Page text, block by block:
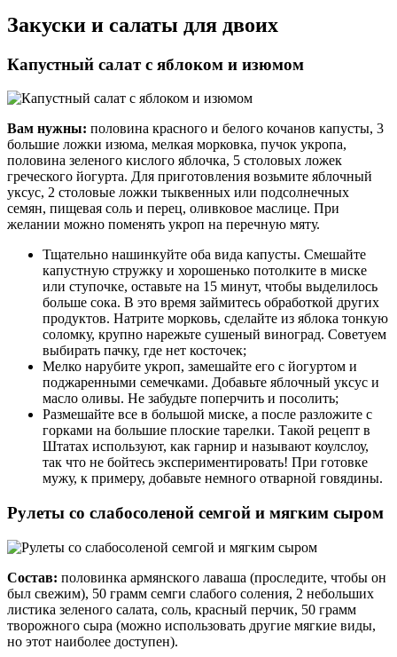
Закуски и салаты для двоих
Капустный салат с яблоком и изюмом
Вам нужны: половина красного и белого кочанов капусты, 3
большие ложки изюма, мелкая морковка, пучок укропа,
половина зеленого кислого яблочка, 5 столовых ложек
греческого йогурта. Для приготовления возьмите яблочный
уксус, 2 столовые ложки тыквенных или подсолнечных
семян, пищевая соль и перец, оливковое маслице. При
желании можно поменять укроп на перечную мяту.
Тщательно нашинкуйте оба вида капусты. Смешайте
капустную стружку и хорошенько потолките в миске
или ступочке, оставьте на 15 минут, чтобы выделилось
больше сока. В это время займитесь обработкой других
продуктов. Натрите морковь, сделайте из яблока тонкую
соломку, крупно нарежьте сушеный виноград. Советуем
выбирать пачку, где нет косточек;
Мелко нарубите укроп, замешайте его с йогуртом и
поджаренными семечками. Добавьте яблочный уксус и
масло оливы. Не забудьте поперчить и посолить;
Размешайте все в большой миске, а после разложите с
горками на большие плоские тарелки. Такой рецепт в
Штатах используют, как гарнир и называют коулслоу,
так что не бойтесь экспериментировать! При готовке
мужу, к примеру, добавьте немного отварной говядины.
Рулеты со слабосоленой семгой и мягким сыром
Состав: половинка армянского лаваша (проследите, чтобы он
был свежим), 50 грамм семги слабого соления, 2 небольших
листика зеленого салата, соль, красный перчик, 50 грамм
творожного сыра (можно использовать другие мягкие виды,
но этот наиболее доступен).